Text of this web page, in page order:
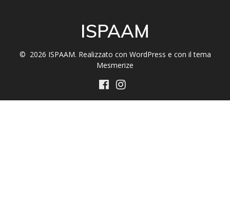
ISPAAM
© 2026 ISPAAM. Realizzato con WordPress e con il tema
Mesmerize